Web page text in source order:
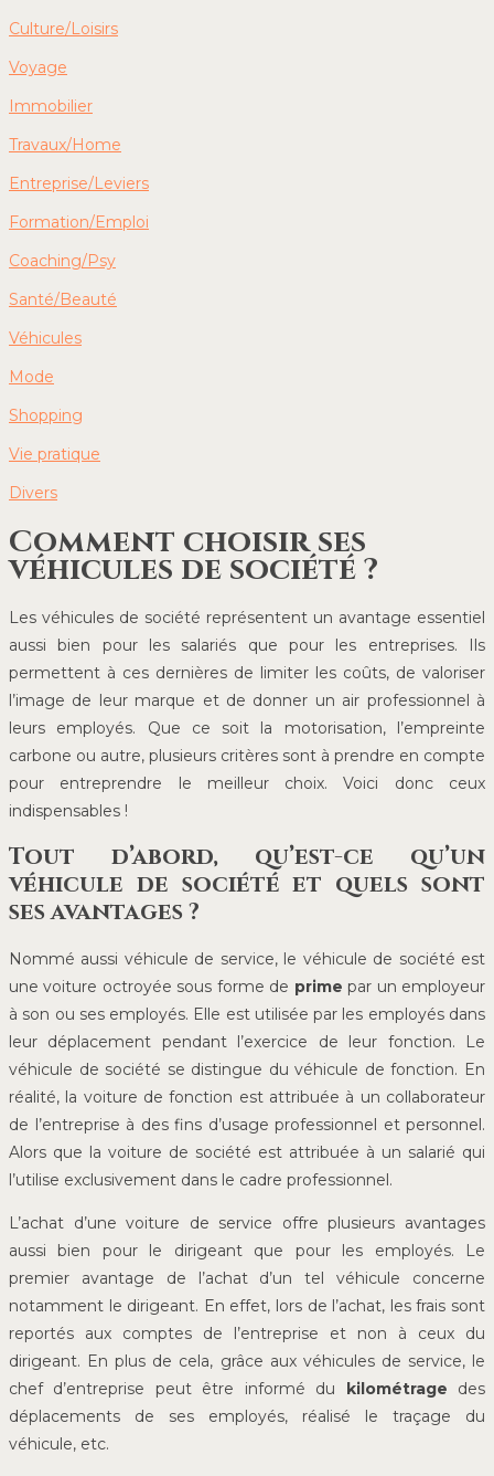
Culture/Loisirs
Voyage
Immobilier
Travaux/Home
Entreprise/Leviers
Formation/Emploi
Coaching/Psy
Santé/Beauté
Véhicules
Mode
Shopping
Vie pratique
Divers
Comment choisir ses
véhicules de société ?
Les véhicules de société représentent un avantage essentiel
aussi bien pour les salariés que pour les entreprises. Ils
permettent à ces dernières de limiter les coûts, de valoriser
l’image de leur marque et de donner un air professionnel à
leurs employés. Que ce soit la motorisation, l’empreinte
carbone ou autre, plusieurs critères sont à prendre en compte
pour entreprendre le meilleur choix. Voici donc ceux
indispensables !
Tout d’abord, qu’est-ce qu’un
véhicule de société et quels sont
ses avantages ?
Nommé aussi véhicule de service, le véhicule de société est
une voiture octroyée sous forme de prime par un employeur
à son ou ses employés. Elle est utilisée par les employés dans
leur déplacement pendant l’exercice de leur fonction. Le
véhicule de société se distingue du véhicule de fonction. En
réalité, la voiture de fonction est attribuée à un collaborateur
de l’entreprise à des fins d’usage professionnel et personnel.
Alors que la voiture de société est attribuée à un salarié qui
l’utilise exclusivement dans le cadre professionnel.
L’achat d’une voiture de service offre plusieurs avantages
aussi bien pour le dirigeant que pour les employés. Le
premier avantage de l’achat d’un tel véhicule concerne
notamment le dirigeant. En effet, lors de l’achat, les frais sont
reportés aux comptes de l’entreprise et non à ceux du
dirigeant. En plus de cela, grâce aux véhicules de service, le
chef d’entreprise peut être informé du
kilométrage des
déplacements de ses employés, réalisé le traçage du
véhicule, etc.